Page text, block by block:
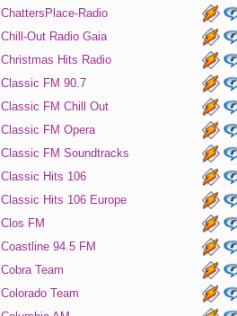
ChattersPlace-Radio
Chill-Out Radio Gaia
Christmas Hits Radio
Classic FM 90.7
Classic FM Chill Out
Classic FM Opera
Classic FM Soundtracks
Classic Hits 106
Classic Hits 106 Europe
Clos FM
Coastline 94.5 FM
Cobra Team
Colorado Team